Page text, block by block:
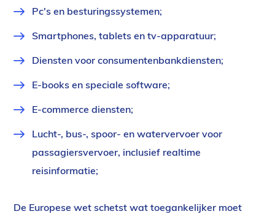
Pc's en besturingssystemen;
Smartphones, tablets en tv-apparatuur;
Diensten voor consumentenbankdiensten;
E-books en speciale software;
E-commerce diensten;
Lucht-, bus-, spoor- en watervervoer voor
passagiersvervoer, inclusief realtime
reisinformatie;
De Europese wet schetst wat toegankelijker moet